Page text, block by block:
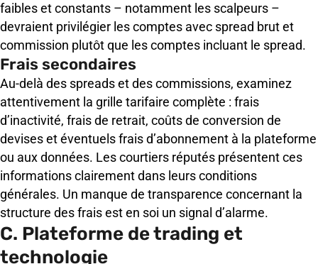
faibles et constants – notamment les scalpeurs –
devraient privilégier les comptes avec spread brut et
commission plutôt que les comptes incluant le spread.
Frais secondaires
Au-delà des spreads et des commissions, examinez
attentivement la grille tarifaire complète : frais
d’inactivité, frais de retrait, coûts de conversion de
devises et éventuels frais d’abonnement à la plateforme
ou aux données. Les courtiers réputés présentent ces
informations clairement dans leurs conditions
générales. Un manque de transparence concernant la
structure des frais est en soi un signal d’alarme.
C. Plateforme de trading et
technologie